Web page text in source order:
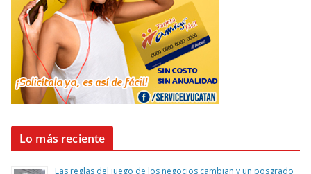
Lo más reciente
Las reglas del juego de los negocios cambian y un posgrado